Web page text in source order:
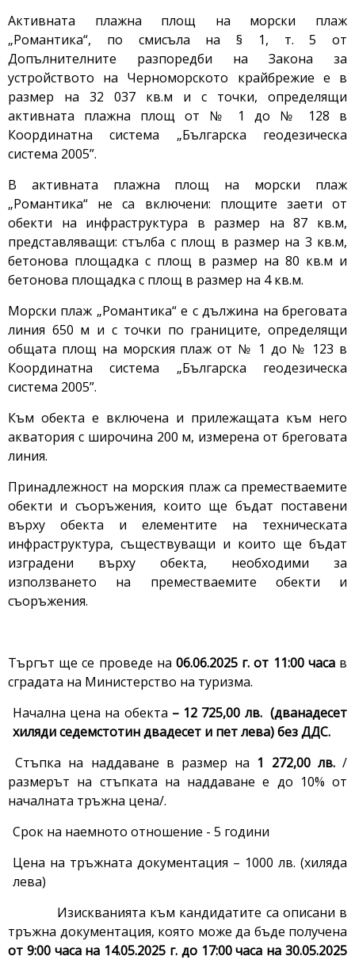
Активната плажна площ на морски плаж
„Романтика“, по смисъла на § 1, т. 5 от
Допълнителните разпоредби на Закона за
устройството на Черноморското крайбрежие е в
размер на 32 037 кв.м и с точки, определящи
активната плажна площ от № 1 до № 128 в
Координатна система „Българска геодезическа
система 2005”.
В активната плажна площ на морски плаж
„Романтика“ не са включени: площите заети от
обекти на инфраструктура в размер на 87 кв.м,
представляващи: стълба с площ в размер на 3 кв.м,
бетонова площадка с площ в размер на 80 кв.м и
бетонова площадка с площ в размер на 4 кв.м.
Морски плаж „Романтика“ е с дължина на бреговата
линия 650 м и с точки по границите, определящи
общата площ на морския плаж от № 1 до № 123 в
Координатна система „Българска геодезическа
система 2005”.
Към обекта е включена и прилежащата към него
акватория с широчина 200 м, измерена от бреговата
линия.
Принадлежност на морския плаж са преместваемите
обекти и съоръжения, които ще бъдат поставени
върху обекта и елементите на техническата
инфраструктура, съществуващи и които ще бъдат
изградени върху обекта, необходими за
използването на преместваемите обекти и
съоръжения.
Търгът ще се проведе на 06.06.2025 г. от 11:00 часа в
сградата на Министерство на туризма.
Начална цена на обекта – 12 725,00 лв. (дванадесет
хиляди седемстотин двадесет и пет лева) без ДДС.
Стъпка на наддаване в размер на 1 272,00 лв./
размерът на стъпката на наддаване е до 10% от
началната тръжна цена/.
Срок на наемното отношение - 5 години
Цена на тръжната документация – 1000 лв. (хиляда
лева)
Изискванията към кандидатите са описани в
тръжна документация, която може да бъде получена
от 9:00 часа на 14.05.2025 г. до 17:00 часа на 30.05.2025